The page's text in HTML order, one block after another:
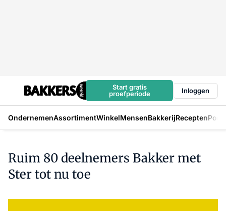
Start gratis
proefperiode
Inloggen
OndernemenAssortimentWinkelMensenBakkerijRecepten
Ruim 80 deelnemers Bakker met
Ster tot nu toe